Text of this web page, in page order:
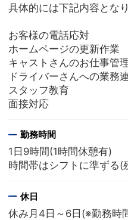
具体的には下記内容とな
お客様の電話応対
ホームページの更新作業
キャストさんのお仕事管
ドライバーさんへの業務
スタッフ教育
面接対応
勤務時間
1日9時間(1時間休憩有)
時間帯はシフトに準ずる(
休日
休み月4日～6日(※勤務時